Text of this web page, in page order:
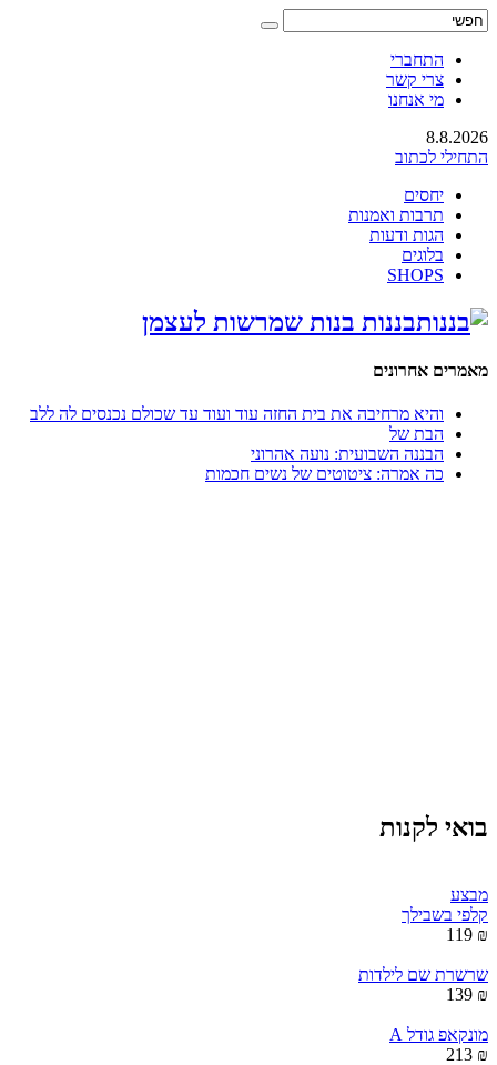
התחברי
צרי קשר
מי אנחנו
8.8.2026
התחילי לכתוב
יחסים
תרבות ואמנות
הגות ודעות
בלוגים
SHOPS
בננות בנות שמרשות לעצמן
מאמרים אחרונים
והיא מרחיבה את בית החזה עוד ועוד עד שכולם נכנסים לה ללב
הבת של
הבננה השבועית: נועה אהרוני
כה אמרה: ציטוטים של נשים חכמות
בואי לקנות
מבצע
קלפי בשבילך
₪ 119
שרשרת שם לילדות
₪ 139
מונקאפ גודל A
₪ 213